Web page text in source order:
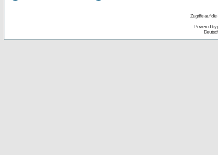
Zugriffe auf
Powered by